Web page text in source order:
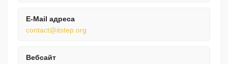
E-Mail адреса
contact@itstep.org
Вебсайт